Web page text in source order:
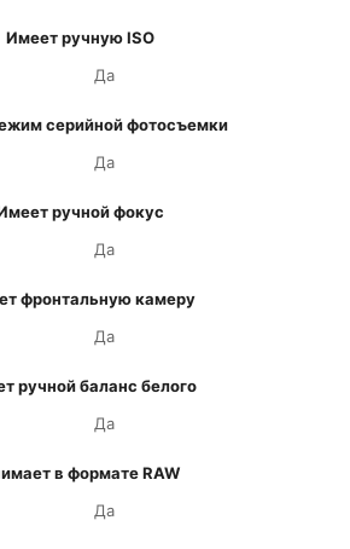
Имеет ручную ISO
Да
серийной фотосъемки
Да
ручной фокус
Да
фронтальную камеру
Да
ручной баланс белого
Да
в формате RAW
Да